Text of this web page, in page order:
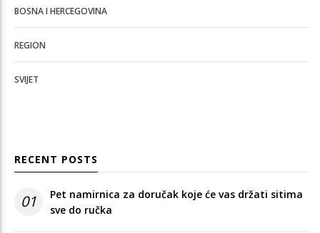
BOSNA I HERCEGOVINA
REGION
SVIJET
RECENT POSTS
01
Pet namirnica za doručak koje će vas držati sitima
sve do ručka